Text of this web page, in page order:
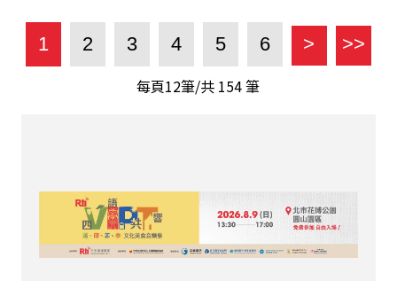
1 2 3 4 5 6 > >>
每頁12筆/共 154筆